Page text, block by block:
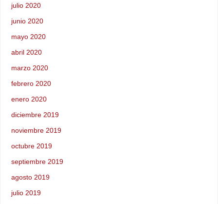
julio 2020
junio 2020
mayo 2020
abril 2020
marzo 2020
febrero 2020
enero 2020
diciembre 2019
noviembre 2019
octubre 2019
septiembre 2019
agosto 2019
julio 2019